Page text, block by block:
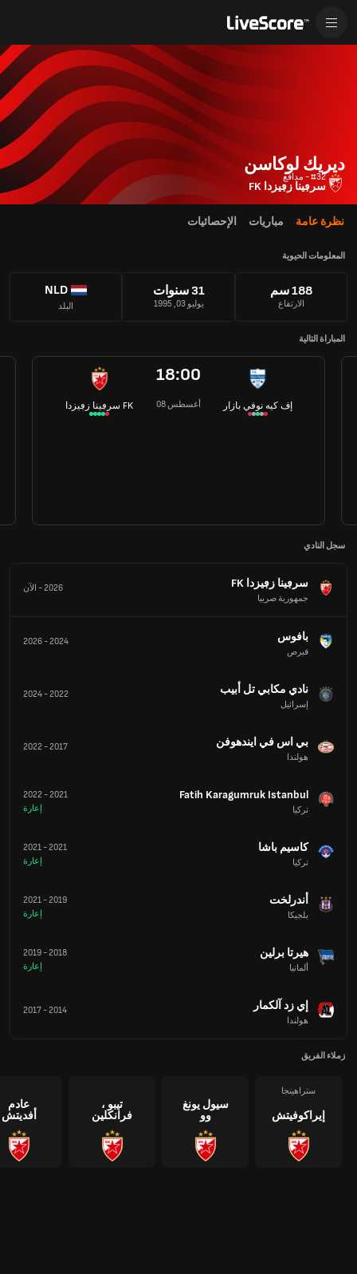
ديريك لوكاسن
#32 - مدافع
سرڢينا زڢيزدا FK
نظرة عامة مباريات الإحصائيات
المعلومات الحيوية
188 سم
الارتفاع
31 سنوات
يوليو 03, 1995
NLD
البلد
المباراة التالية
سرڢينا زڢيزدا FK
18:00
08 أغسطس إف كيه نوفي بازار
سجل النادي
سرڢينا زڢيزدا FK
جمهورية صربيا
2026
- الآن
بافوس
قبرص
2024
-
2026
نادي مكابي تل أبيب
إسرائيل
2022
-
2024
بي اس في ايندهوفن
هولندا
2017
-
2022
Fatih Karagumruk Istanbul
تركيا
2021
-
2022
إعارة
كاسيم باشا
تركيا
2021
-
2021
إعارة
أندرلخت
بلجيكا
2019
-
2021
إعارة
هيرتا برلين
ألمانيا
2018
-
2019
إعارة
إي زد آلكمار
هولندا
2014
-
2017
زملاء الفريق
ستراهينجا
إيراكوفيتش
سيول يونغ
وو
تيبو ،
فرانكلين
عادم
أفديتش